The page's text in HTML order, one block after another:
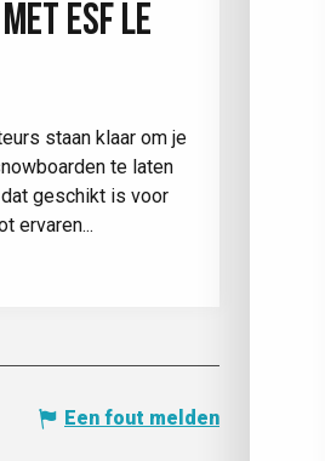
ESF LE
staan klaar om je
te laten
geschikt is voor
ervaren...
Een fout melden